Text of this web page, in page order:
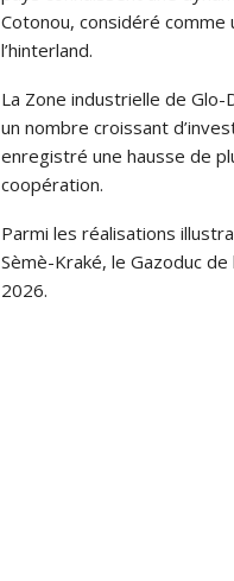
Cotonou, considéré
l’hinterland.
La Zone industrielle de
un nombre croissant
enregistré une hausse de
coopération.
Parmi les réalisations
Sèmè-Kraké, le Gazoduc
2026.